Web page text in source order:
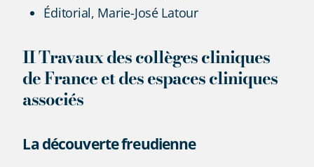
Éditorial, Marie-José Latour
II Travaux des collèges cliniques
de France et des espaces cliniques
associés
La découverte freudienne